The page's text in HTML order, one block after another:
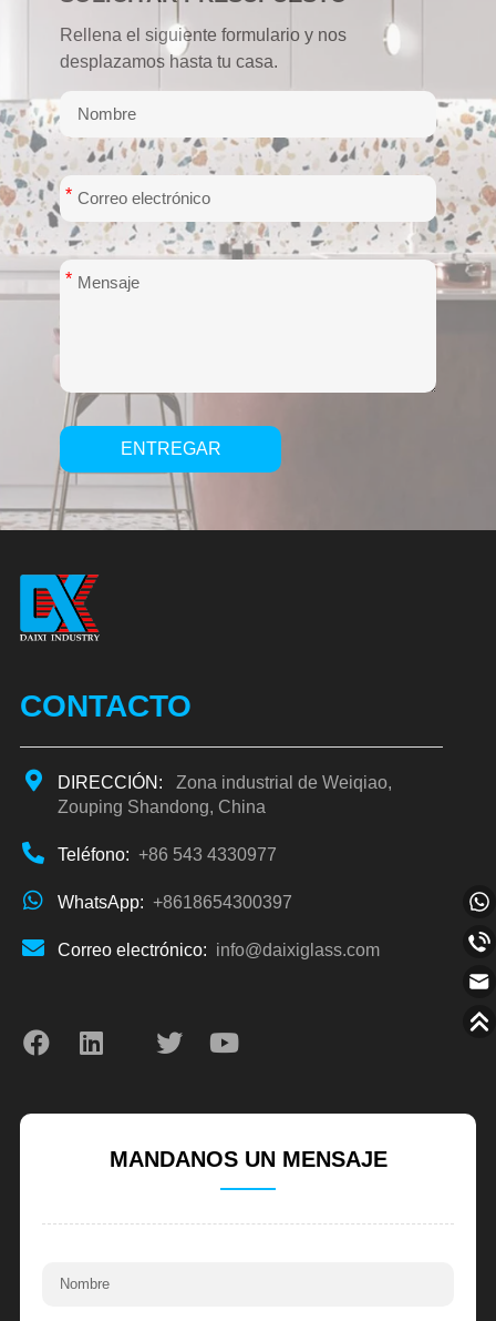
Rellena el siguiente formulario y nos
desplazamos hasta tu casa.
*
*
ENTREGAR
Alternative:
CONTACTO
DIRECCIÓN:
Zona industrial de Weiqiao,
Zouping Shandong, China
Teléfono: +86 543 4330977
WhatsApp: +8618654300397
Correo electrónico: info@daixiglass.com
MANDANOS UN MENSAJE